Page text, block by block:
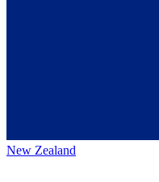
New Zealand